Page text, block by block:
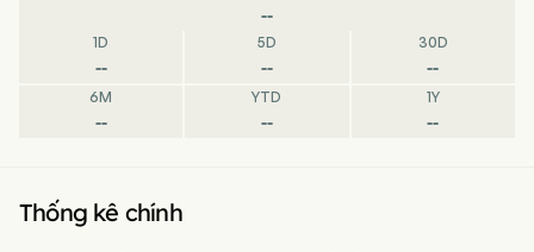
--
1D
--
5D
--
30D
--
6M
--
YTD
--
1Y
--
Thống kê chính